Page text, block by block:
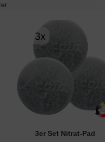
überspringen
3er Set Nitrat-Pad